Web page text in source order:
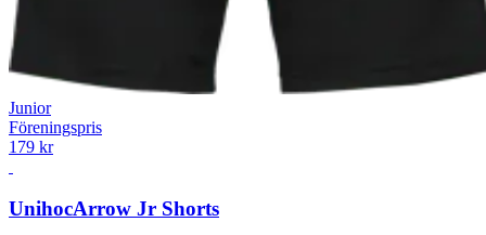
Junior
Föreningspris
179 kr
UnihocArrow Jr Shorts